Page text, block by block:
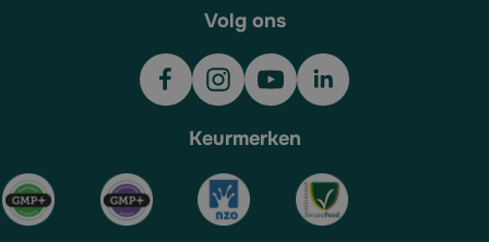
Volg ons
Keurmerken